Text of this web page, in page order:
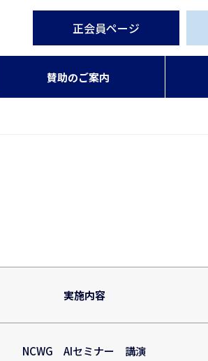
正会員ページ
賛助のご案内
実施内容
NCWG AIセミナー 講演